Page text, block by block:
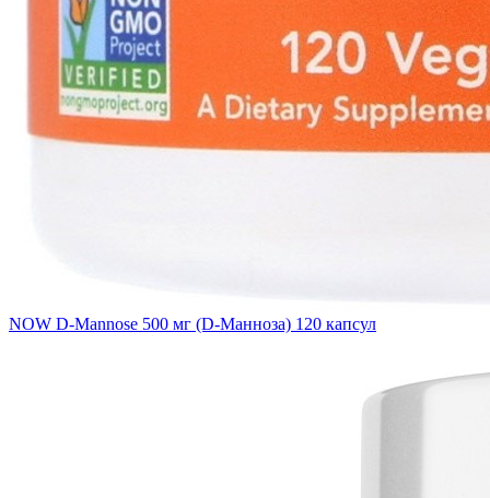
NOW D-Mannose 500 мг (D-Манноза) 120 капсул